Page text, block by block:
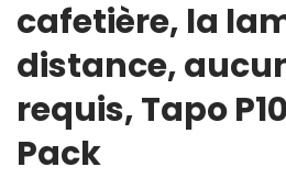
cafetière, la
distance,
requis, Tapo
Pack